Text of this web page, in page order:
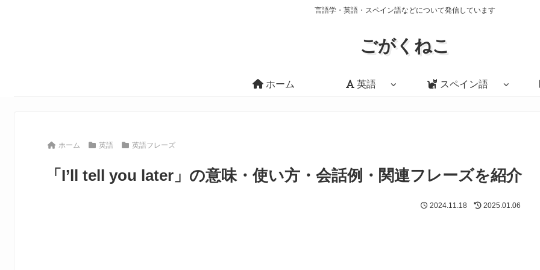
言語学・英語・スペイン語などについて発信しています
ごがくねこ
ホーム 英語 スペイン語
ホーム 英語 英語フレーズ
「I’ll tell you later」の意味・使い方・会話例・関連フレーズを紹介
2024.11.18 2025.01.06